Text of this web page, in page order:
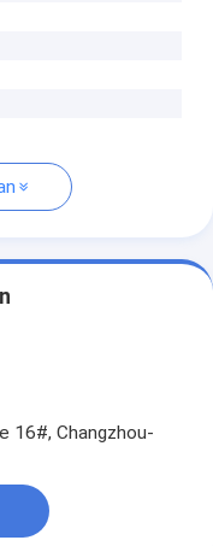
16#, Changzhou-